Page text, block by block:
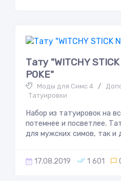
Тату "WITCHY
POKE"
Моды для Симс 4 /
Татуировки
Набор из татуировок на
потемнее и посветлее.
для мужских симов, так и
17.08.2019 1 601